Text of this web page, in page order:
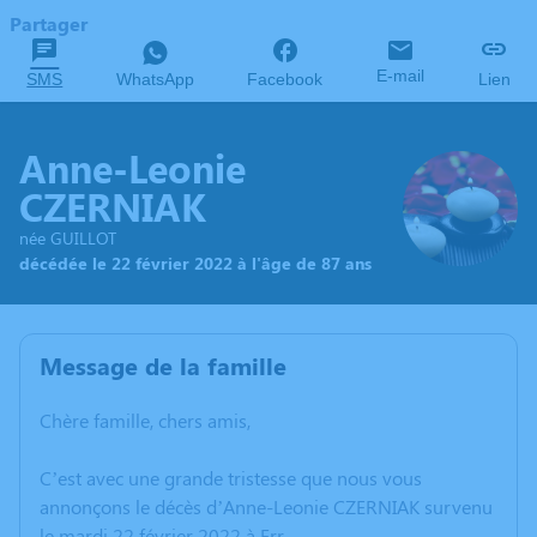
Partager
SMS WhatsApp Facebook E-mail Lien
Anne-Leonie
CZERNIAK
née GUILLOT
décédée le 22 février 2022 à l'âge de 87 ans
Message de la famille
Chère famille, chers amis,
C’est avec une grande tristesse que nous vous
annonçons le décès d’Anne-Leonie CZERNIAK survenu